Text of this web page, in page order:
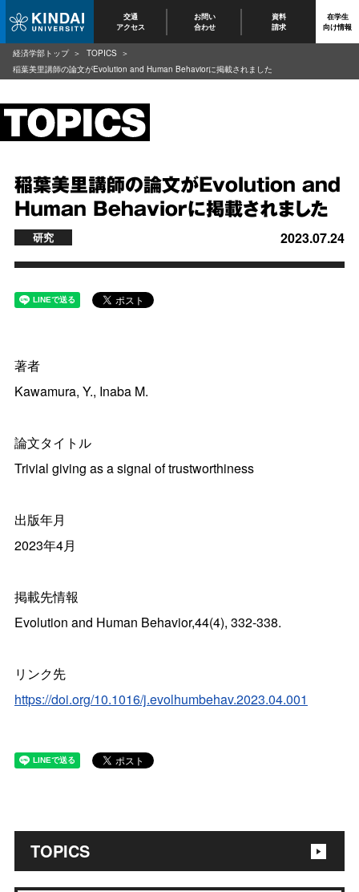
交通
アクセス
お問い
合わせ
資料
請求
在学生
向け情報
TOPICS
稲葉美里講師の論文がEvolution and
Human Behaviorに掲載されました
2023.07.24
研究
著者
Kawamura, Y., Inaba M.
論文タイトル
Trivial giving as a signal of trustworthiness
出版年月
2023年4月
掲載先情報
Evolution and Human Behavior,44(4), 332-338.
リンク先
https://doi.org/10.1016/j.evolhumbehav.2023.04.001
経済学部トップ
TOPICS
稲葉美里講師の論文がEvolution and Human Behaviorに掲載されました